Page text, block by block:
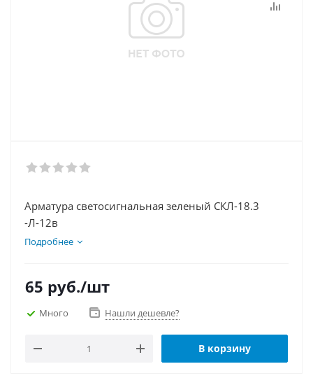
Арматура светосигнальная зеленый СКЛ-18.3
-Л-12в
Подробнее
65 руб./шт
Много Нашли дешевле?
В корзину